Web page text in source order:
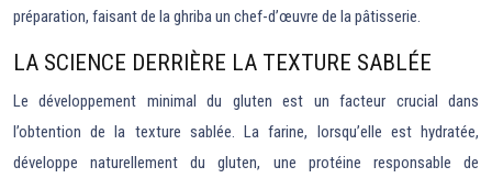
préparation, faisant de la ghriba un chef-d’œuvre de la pâtisserie.
LA SCIENCE DERRIÈRE LA TEXTURE SABLÉE
Le développement minimal du gluten est un facteur crucial dans
l’obtention de la texture sablée. La farine, lorsqu’elle est hydratée,
développe naturellement du gluten, une protéine responsable de